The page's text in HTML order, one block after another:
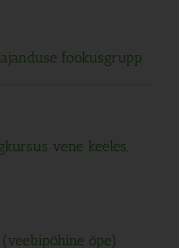
fookusgrupp
vene keeles,
õpe)